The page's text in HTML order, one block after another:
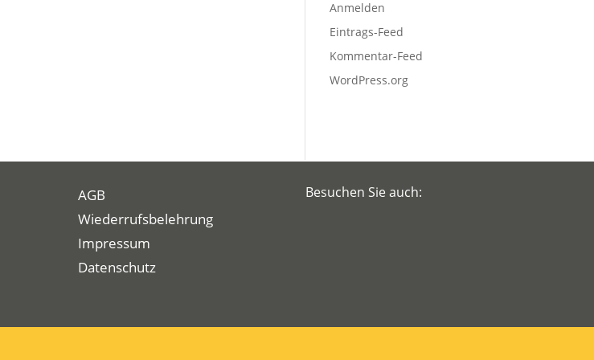
Anmelden
Eintrags-Feed
Kommentar-Feed
WordPress.org
AGB
Wiederrufsbelehrung
Impressum
Datenschutz
Besuchen Sie auch: